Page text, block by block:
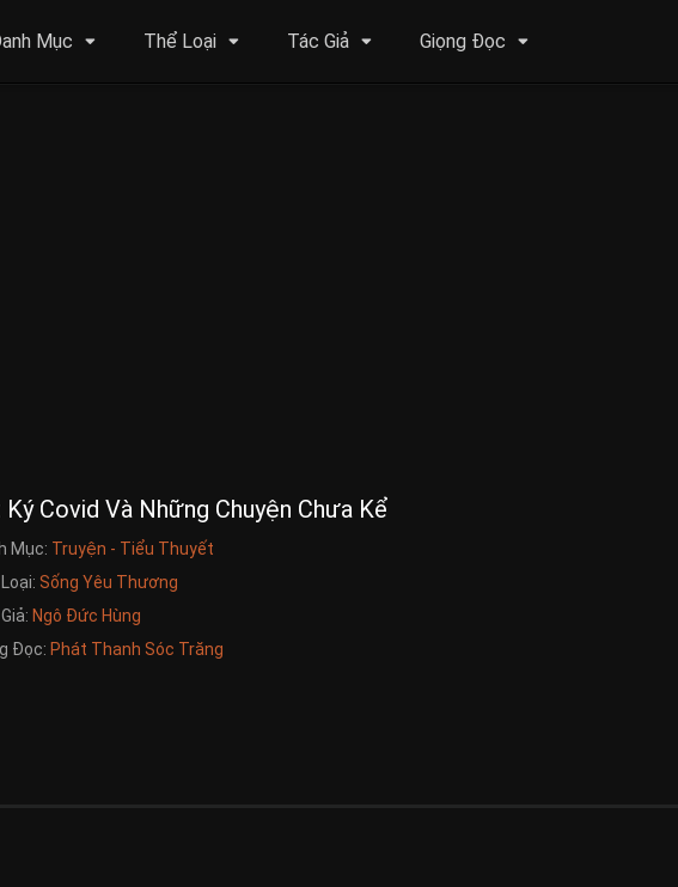
Mục Thể Loại Tác Giả Giọng Đọc
Ký Covid Và Những Chuyện Chưa Kể
Mục: Truyện - Tiểu Thuyết
Sống Yêu Thương
Ngô Đức Hùng
Đọc: Phát Thanh Sóc Trăng